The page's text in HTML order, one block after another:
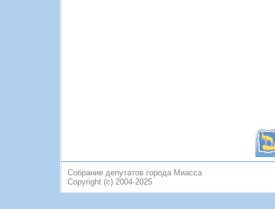
Собрание депутатов города Миасса
Copyright (c) 2004-2025